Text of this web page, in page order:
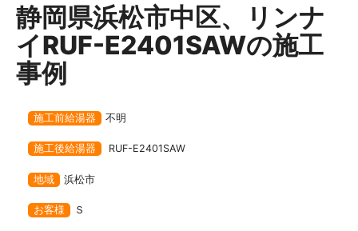
静岡県浜松市中区、リンナ
イRUF-E2401SAWの施工
事例
施工前給湯器 不明
施工後給湯器 RUF-E2401SAW
地域 浜松市
お客様 Ｓ